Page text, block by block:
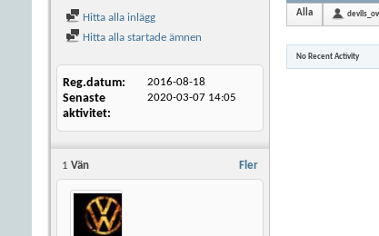
Hitta alla inlägg
Hitta alla startade ämnen
Reg.datum 2016-08-18
Senaste
aktivitet
2020-03-07 14:05
Fler
1 Vän
Alla
No Recent Activity